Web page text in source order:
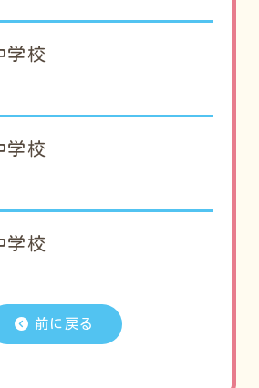
学校
学校
学校
前に戻る​